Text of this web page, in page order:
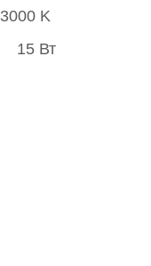
3000 K
15 Вт